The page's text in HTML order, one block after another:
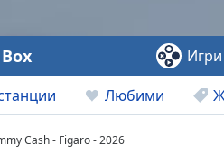
Любими
Игри
Cash - Figaro - 2026